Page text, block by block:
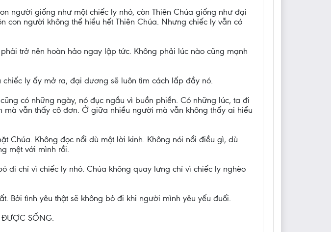
người giống như một chiếc ly nhỏ, còn Thiên Chúa giống như đại
người không thể hiểu hết Thiên Chúa. Nhưng chiếc ly vẫn có
trở nên hoàn hảo ngay lập tức. Không phải lúc nào cũng mạnh
ly ấy mở ra, đại dương sẽ luôn tìm cách lấp đầy nó.
có những ngày, nó đục ngầu vì buồn phiền. Có những lúc, ta đi
vẫn thấy cô đơn. Ở giữa nhiều người mà vẫn không thấy ai hiểu
Chúa. Không đọc nổi dù một lời kinh. Không nói nổi điều gì, dù
mệt với mình rồi.
đi chỉ vì chiếc ly nhỏ. Chúa không quay lưng chỉ vì chiếc ly nghèo
Bởi tình yêu thật sẽ không bỏ đi khi người mình yêu yếu đuối.
SỐNG.